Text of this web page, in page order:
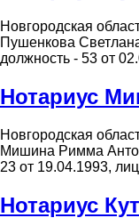
Новгородская
Пушенкова
должность - 53 от
Нотариус
Новгородская
Мишина Римма
23 от 19.04.1993,
Нотариус